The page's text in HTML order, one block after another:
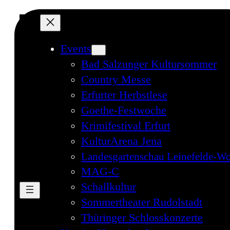
Events
Bad Salzunger Kultursommer
Country Messe
Erfurter Herbstlese
Goethe-Festwoche
Krimifestival Erfurt
KulturArena Jena
Landesgartenschau Leinefelde-
MAG-C
Schallkultur
Sommertheater Rudolstadt
Thüringer Schlosskonzerte